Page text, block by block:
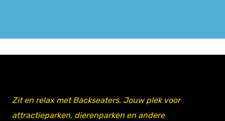
Zit en relax met Backseaters. Jouw plek voor
attractieparken, dierenparken en andere